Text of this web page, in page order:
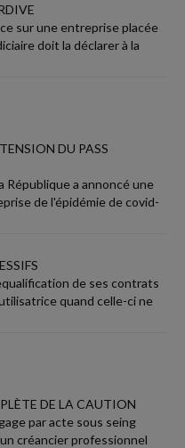
sur une entreprise placée
doit la déclarer à la
DU PASS
République a annoncé une
de l'épidémie de covid-
de ses contrats
quand celle-ci ne
DE LA CAUTION
par acte sous seing
créancier professionnel